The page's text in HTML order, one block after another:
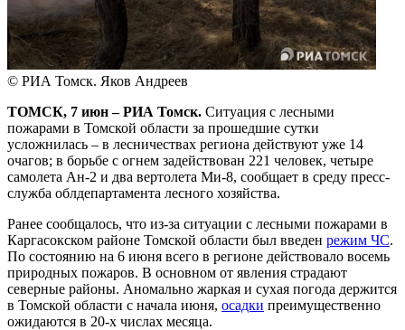
© РИА Томск. Яков Андреев
ТОМСК, 7 июн – РИА Томск. Ситуация с лесными
пожарами в Томской области за прошедшие сутки
усложнилась – в лесничествах региона действуют уже 14
очагов; в борьбе с огнем задействован 221 человек, четыре
самолета Ан-2 и два вертолета Ми-8, сообщает в среду пресс-
служба облдепартамента лесного хозяйства.
Ранее сообщалось, что из-за ситуации с лесными пожарами в
Каргасокском районе Томской области был введен режим ЧС.
По состоянию на 6 июня всего в регионе действовало восемь
природных пожаров. В основном от явления страдают
северные районы. Аномально жаркая и сухая погода держится
в Томской области с начала июня, осадки преимущественно
ожидаются в 20-х числах месяца.